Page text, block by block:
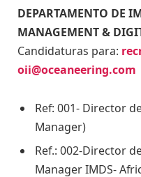
DEPARTAMENTO DE
MANAGEMENT &
Candidaturas para:
oii@oceaneering.com
Ref: 001- Director
Manager)
Ref.: 002-Director
Manager IMDS-